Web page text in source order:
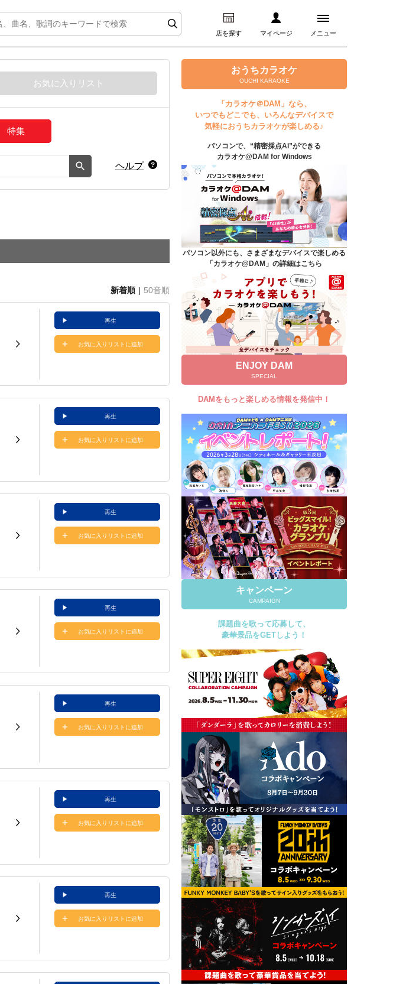
店を探す マイページ メニュー
ログイン
マイページ
プレミアムサービス
DAM★とも動画
DAM★とも録音
カラオケ＠DAM
ユーザー検索
キャンペーン
よくあるご質問
DAMの新曲・ランキングなど
カラオケ最新情報をチェック！
自宅でカラオケ歌い放題！
家族や友達と一緒に！練習にも！
お気に入りリスト
特集
ヘルプ
新着順 50音順
再生
お気に入りリストに追加
再生
お気に入りリストに追加
再生
お気に入りリストに追加
再生
お気に入りリストに追加
再生
お気に入りリストに追加
再生
お気に入りリストに追加
再生
お気に入りリストに追加
おうちカラオケ
OUCHI KARAOKE
「カラオケ＠DAM」なら、
いつでもどこでも、いろんなデバイスで
気軽におうちカラオケが楽しめる♪
パソコンで、“精密採点Ai”ができる
カラオケ@DAM for Windows
パソコン以外にも、さまざまなデバイスで楽しめる
「カラオケ@DAM」の詳細はこちら
ENJOY DAM
SPECIAL
DAMをもっと楽しめる情報を発信中！
キャンペーン
CAMPAIGN
課題曲を歌って応募して、
豪華景品をGETしよう！